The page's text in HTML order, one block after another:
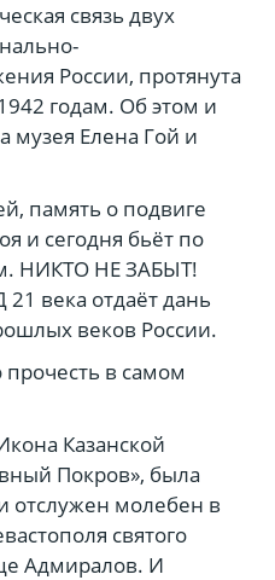
связь двух
России, протянута
годам. Об этом и
музея Елена Гой и
память о подвиге
и сегодня бьёт по
НИКТО НЕ ЗАБЫТ!
века отдаёт дань
веков России.
в самом
Казанской
Покров», была
отслужен молебен в
святого
Адмиралов. И